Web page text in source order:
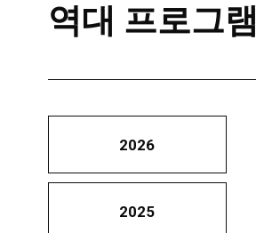
역대 프로그램
2026
2025